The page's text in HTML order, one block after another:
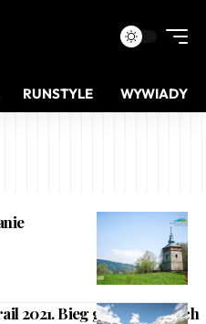
RUNSTYLE WYWIADY
2021. Bieg górski w Alpach